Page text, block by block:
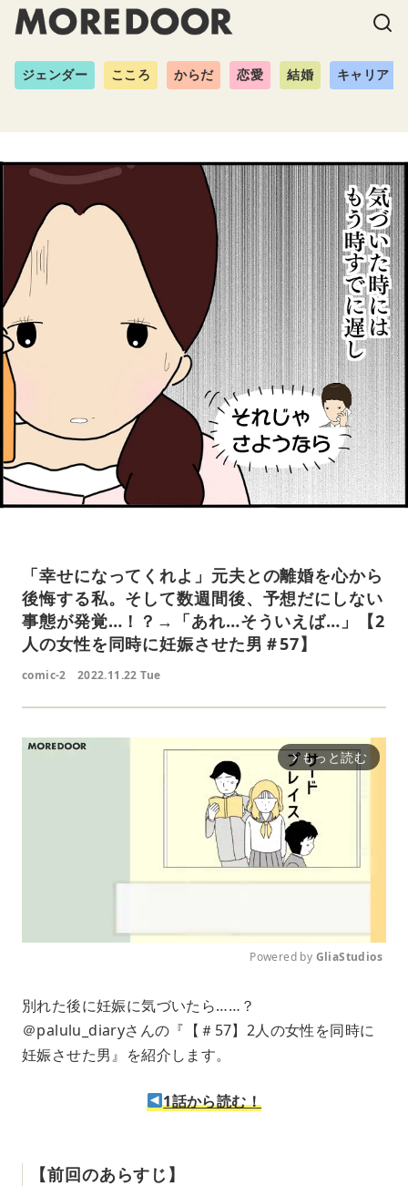
ジェンダー こころ からだ 恋愛 結婚 キャリア
「幸せになってくれよ」元夫との離婚を心から
後悔する私。そして数週間後、予想だにしない
事態が発覚…！？→「あれ…そういえば…」【2
人の女性を同時に妊娠させた男＃57】
comic-2 2022.11.22 Tue
arrow_forward_ios もっと読む
t
Powered by GliaStudios
別れた後に妊娠に気づいたら……？
＠palulu_diaryさんの『【＃57】2人の女性を同時に
妊娠させた男』を紹介します。
1話から読む！
【前回のあらすじ】